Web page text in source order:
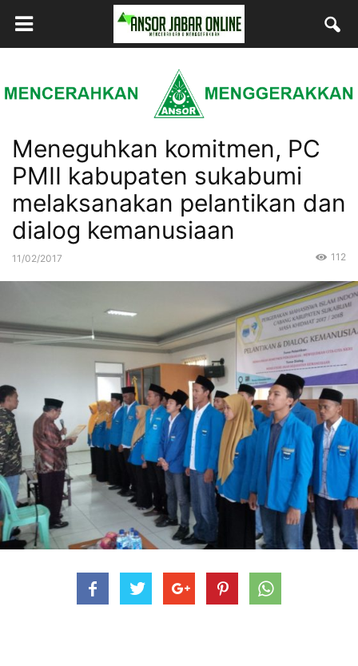
Meneguhkan komitmen, PC
PMII kabupaten sukabumi
melaksanakan pelantikan dan
dialog kemanusiaan
11/02/2017 112